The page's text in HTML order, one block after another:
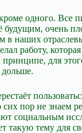
одного. Все
будущим, очень
в наших
работу,
для
дольше.
пор не знаем
социальным
такую тему для